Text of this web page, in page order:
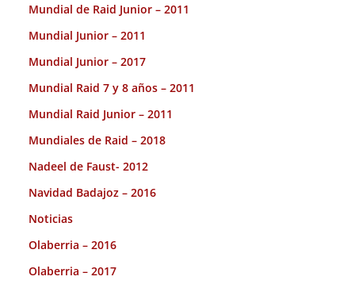
Mundial de Raid Junior – 2011
Mundial Junior – 2011
Mundial Junior – 2017
Mundial Raid 7 y 8 años – 2011
Mundial Raid Junior – 2011
Mundiales de Raid – 2018
Nadeel de Faust- 2012
Navidad Badajoz – 2016
Noticias
Olaberria – 2016
Olaberria – 2017